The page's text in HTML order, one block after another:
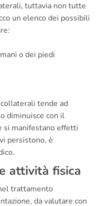
tuttavia non tutte
un elenco dei possibili
o dei piedi
tende ad
diminuisce con il
si manifestano effetti
persistono, è
attività fisica
trattamento
da valutare con